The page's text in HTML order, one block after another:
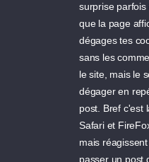
surprise
que la page
dégages tes
sans les
le site, mais le
dégager en
post. Bref c'est
Safari et
mais
passer un post